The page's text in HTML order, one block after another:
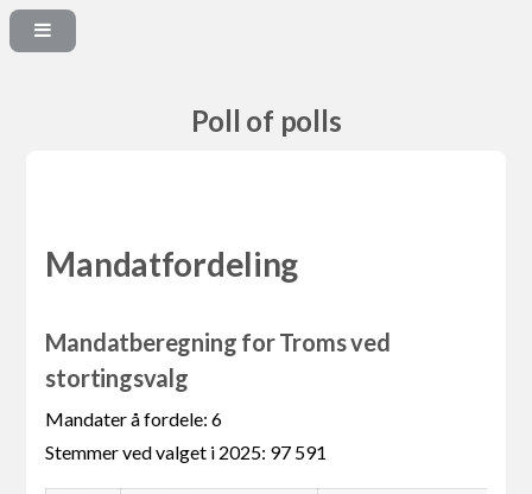
Poll of polls
Mandatfordeling
Mandatberegning for Troms ved
stortingsvalg
Mandater å fordele: 6
Stemmer ved valget i 2025: 97 591